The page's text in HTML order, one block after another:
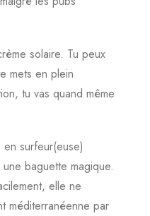
solaire. Tu peux
mets en plein
tu vas quand même
surfeur(euse)
baguette magique.
elle ne
méditerranéenne par